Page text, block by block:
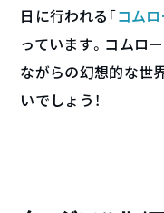
日に行われる「コム
っています。コムロ
ながらの幻想的な世
いでしょう！